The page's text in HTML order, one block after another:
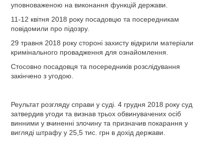
уповноваженою на виконання функцій держави.
11-12 квітня 2018 року посадовцю та посередникам
повідомили про підозру.
29 травня 2018 року стороні захисту відкрили матеріали
кримінального провадження для ознайомлення.
Стосовно посадовця та посередників розслідування
закінчено з угодою.
Реультат розгляду справи у суді.4 грудня 2018 року суд
затвердив угоди та визнав трьох обвинувачених осіб
винними у вчиненні злочину та призначив покарання у
вигляді штрафу у 25,5 тис. грн в дохід держави.